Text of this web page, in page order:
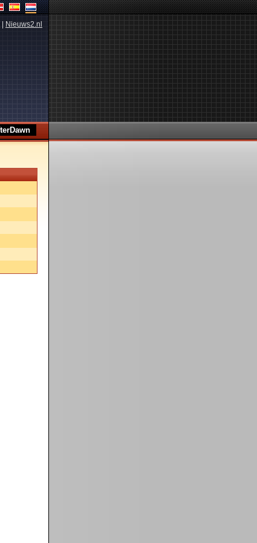
Nieuws2.nl